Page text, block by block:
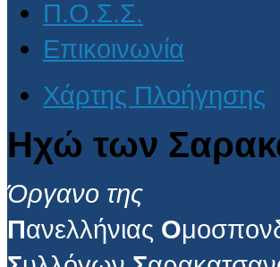
Π.Ο.Σ.Σ.
Επικοινωνία
Χάρτης Πλοήγησης
Ηχώ των
Όργανο της
Πανελλήνιας Ο